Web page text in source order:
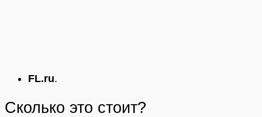
FL.ru.
Сколько это стоит?